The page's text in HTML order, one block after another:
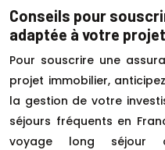
Conseils pour
adaptée à votre
Pour souscrire une
projet immobilier,
la gestion de votre
séjours fréquents en
voyage long séjour